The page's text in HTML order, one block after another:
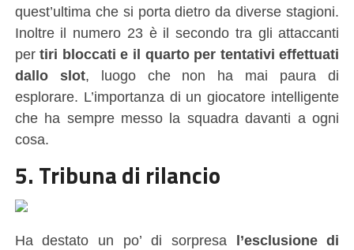
quest’ultima che si porta dietro da diverse stagioni.
Inoltre il numero 23 è il secondo tra gli attaccanti
pertiri bloccati e il quarto per tentativi effettuati
dallo slot, luogo che non ha mai paura di
esplorare. L’importanza di un giocatore intelligente
che ha sempre messo la squadra davanti a ogni
cosa.
5. Tribuna di rilancio
Ha destato un po’ di sorpresa l’esclusione di